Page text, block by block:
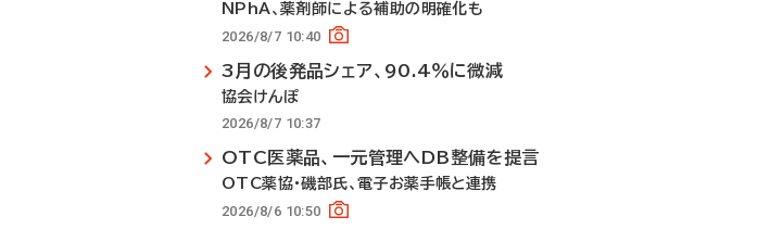
NPhA、薬剤師による補助の明確化も
2026/8/7 10:40
3月の後発品シェア、90.4％に微減
協会けんぽ
2026/8/7 10:37
OTC医薬品、一元管理へDB整備を提言
OTC薬協・磯部氏、電子お薬手帳と連携
2026/8/6 10:50